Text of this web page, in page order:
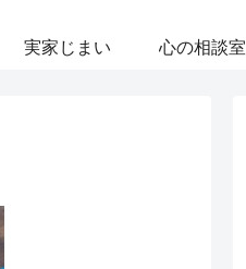
実家じまい 心の相談室